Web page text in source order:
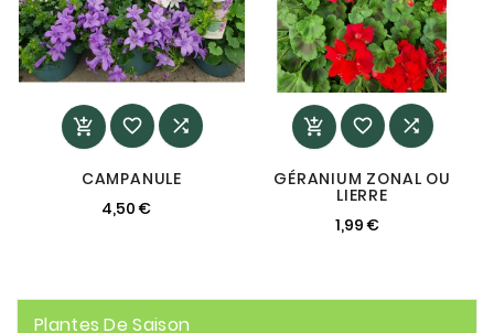
  
CAMPANULE
4,50 €
  
GÉRANIUM ZONAL OU
LIERRE
1,99 €
Plantes De Saison